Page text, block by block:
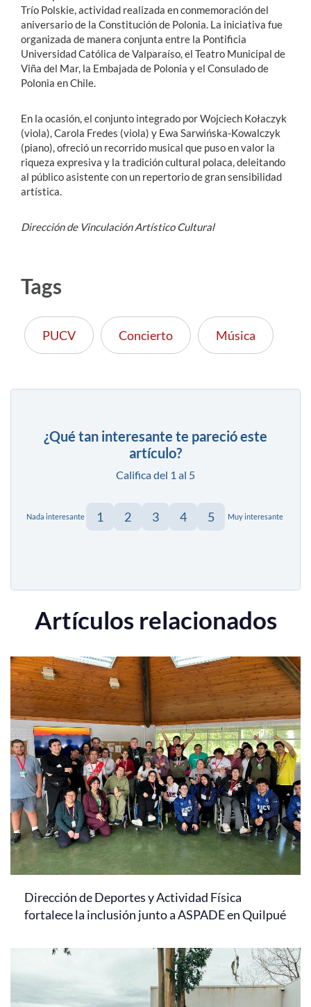
Trío Polskie, actividad realizada en conmemoración del
aniversario de la Constitución de Polonia. La iniciativa fue
organizada de manera conjunta entre la Pontificia
Universidad Católica de Valparaíso, el Teatro Municipal de
Viña del Mar, la Embajada de Polonia y el Consulado de
Polonia en Chile.
En la ocasión, el conjunto integrado por Wojciech Kołaczyk
(viola), Carola Fredes (viola) y Ewa Sarwińska-Kowalczyk
(piano), ofreció un recorrido musical que puso en valor la
riqueza expresiva y la tradición cultural polaca, deleitando
al público asistente con un repertorio de gran sensibilidad
artística.
Dirección de Vinculación Artístico Cultural
Tags
PUCV Concierto Música
¿Qué tan interesante te pareció este
artículo?
Califica del 1 al 5
Nada interesante 1 2 3 4 5 Muy interesante
Artículos relacionados
Dirección de Deportes y Actividad Física
fortalece la inclusión junto a ASPADE en Quilpué